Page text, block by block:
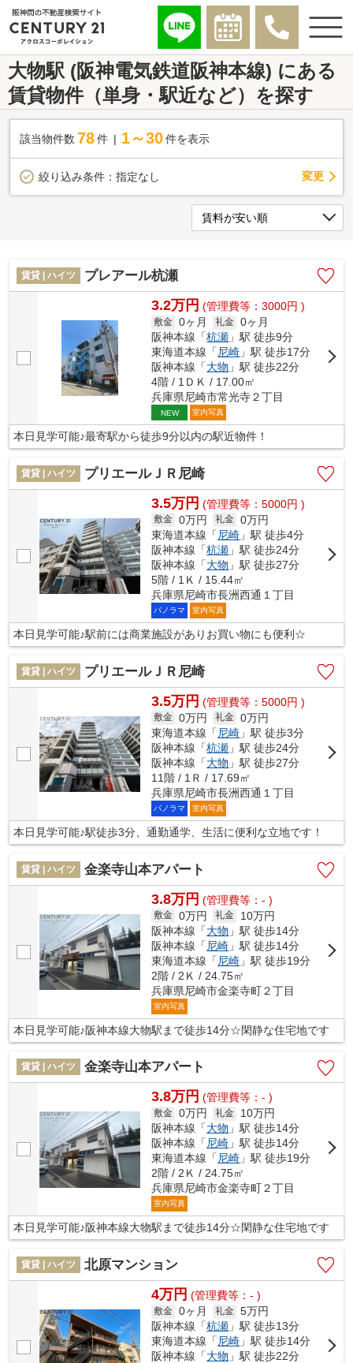
大物駅 (阪神電気鉄道阪神本線) にある
賃貸物件（単身・駅近など）を探す
該当物件数 78件 1～30 件を表示
絞り込み条件： 指定なし 変更
賃貸 | ハイツ プレアール杭瀬
3.2万円 (管理費等：3000円 )
敷金 0ヶ月 礼金 0ヶ月
阪神本線「杭瀬 」駅 徒歩9分
東海道本線「 尼崎 」駅 徒歩17分
阪神本線「大物 」駅 徒歩22分
4階 / 1ＤＫ / 17.00㎡
兵庫県尼崎市常光寺２丁目
NEW 室内写真
本日見学可能♪最寄駅から徒歩9分以内の駅近物件！
賃貸 | ハイツ プリエールＪＲ尼崎
3.5万円 (管理費等：5000円 )
敷金 0万円 礼金 0万円
東海道本線「 尼崎 」駅 徒歩4分
阪神本線「杭瀬 」駅 徒歩24分
阪神本線「大物 」駅 徒歩27分
5階 / 1Ｋ / 15.44㎡
兵庫県尼崎市長洲西通１丁目
パノラマ 室内写真
本日見学可能♪駅前には商業施設がありお買い物にも便利☆
賃貸 | ハイツ プリエールＪＲ尼崎
3.5万円 (管理費等：5000円 )
敷金 0万円 礼金 0万円
東海道本線「 尼崎 」駅 徒歩3分
阪神本線「杭瀬 」駅 徒歩24分
阪神本線「大物 」駅 徒歩27分
11階 / 1Ｒ / 17.69㎡
兵庫県尼崎市長洲西通１丁目
パノラマ 室内写真
本日見学可能♪駅徒歩3分、通勤通学、生活に便利な立地です！
賃貸 | ハイツ 金楽寺山本アパート
3.8万円 (管理費等：- )
敷金 0万円 礼金
10万円
阪神本線「大物 」駅 徒歩14分
阪神本線「尼崎 」駅 徒歩14分
東海道本線「尼崎 」駅 徒歩19分
2階 / 2Ｋ / 24.75㎡
兵庫県尼崎市金楽寺町２丁目
室内写真
本日見学可能♪阪神本線大物駅まで徒歩14分☆閑静な住宅地です
賃貸 | ハイツ 金楽寺山本アパート
3.8万円 (管理費等：- )
敷金 0万円 礼金
10万円
阪神本線「大物 」駅 徒歩14分
阪神本線「尼崎 」駅 徒歩14分
東海道本線「尼崎 」駅 徒歩19分
2階 / 2Ｋ / 24.75㎡
兵庫県尼崎市金楽寺町２丁目
室内写真
本日見学可能♪阪神本線大物駅まで徒歩14分☆閑静な住宅地です
賃貸 | ハイツ 北原マンション
4万円 (管理費等：- )
敷金 0ヶ月 礼金 5万円
阪神本線「杭瀬 」駅 徒歩13分
東海道本線「尼崎 」駅 徒歩14分
阪神本線「大物 」駅 徒歩22分